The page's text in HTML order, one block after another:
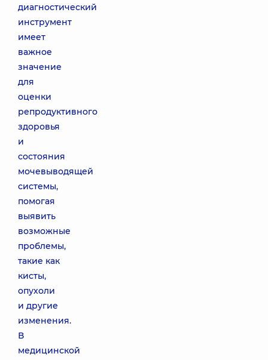
диагностический
инструмент
имеет
важное
значение
для
оценки
репродуктивного
здоровья
и
состояния
мочевыводящей
системы,
помогая
выявить
возможные
проблемы,
такие как
кисты,
опухоли
и другие
изменения.
В
медицинской